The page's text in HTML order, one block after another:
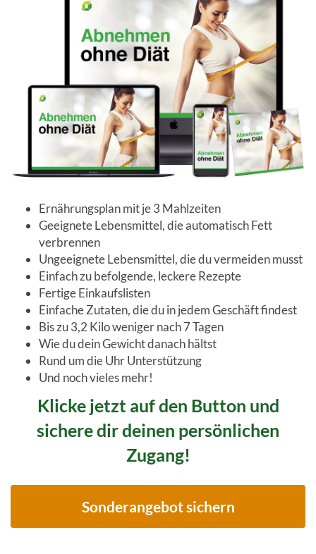
Ernährungsplan mit je 3 Mahlzeiten
Geeignete Lebensmittel, die automatisch Fett
verbrennen
Ungeeignete Lebensmittel, die du vermeiden musst
Einfach zu befolgende, leckere Rezepte
Fertige Einkaufslisten
Einfache Zutaten, die du in jedem Geschäft findest
Bis zu 3,2 Kilo weniger nach 7 Tagen
Wie du dein Gewicht danach hältst
Rund um die Uhr Unterstützung
Und noch vieles mehr!
Klicke jetzt auf den Button und
sichere dir deinen persönlichen
Zugang!
Sonderangebot sichern